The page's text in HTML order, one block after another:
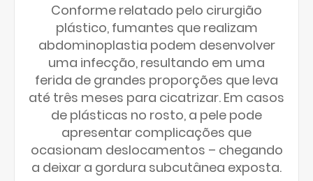
Conforme relatado pelo cirurgião
plástico, fumantes que realizam
abdominoplastia podem desenvolver
uma infecção, resultando em uma
ferida de grandes proporções que leva
até três meses para cicatrizar. Em casos
de plásticas no rosto, a pele pode
apresentar complicações que
ocasionam deslocamentos – chegando
a deixar a gordura subcutânea exposta.